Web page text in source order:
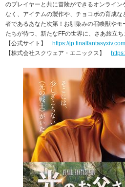
のプレイヤーと共に冒険ができるオンライ
なく、アイテムの製作や、チョコボの育成
者であるあなた次第！お馴染みの召喚獣や
たちが待つ、新たなFFの世界に、さあ旅立ち
【公式サイト】https://
【株式会社スクウェア・エニックス】